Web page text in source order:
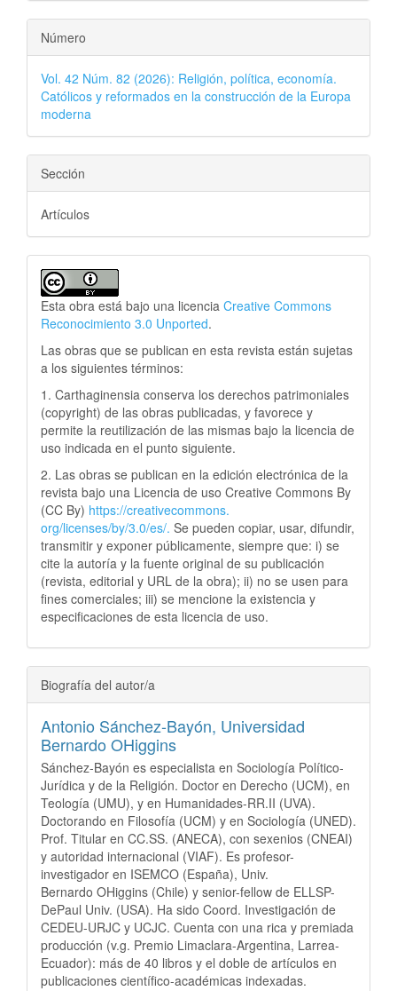
Número
Vol. 42 Núm. 82 (2026): Religión, política, economía.
Católicos y reformados en la construcción de la Europa
moderna
Sección
Artículos
Esta obra está bajo una licencia Creative Commons
Reconocimiento 3.0 Unported.
Las obras que se publican en esta revista están sujetas
a los siguientes términos:
1. Carthaginensia conserva los derechos patrimoniales
(copyright) de las obras publicadas, y favorece y
permite la reutilización de las mismas bajo la licencia de
uso indicada en el punto siguiente.
2. Las obras se publican en la edición electrónica de la
revista bajo una Licencia de uso Creative Commons By
(CC By) https://creativecommons.
org/licenses/by/3.0/es/. Se pueden copiar, usar, difundir,
transmitir y exponer públicamente, siempre que: i) se
cite la autoría y la fuente original de su publicación
(revista, editorial y URL de la obra); ii) no se usen para
fines comerciales; iii) se mencione la existencia y
especificaciones de esta licencia de uso.
Biografía del autor/a
Antonio Sánchez-Bayón, Universidad
Bernardo OHiggins
Sánchez-Bayón es especialista en Sociología Político-
Jurídica y de la Religión. Doctor en Derecho (UCM), en
Teología (UMU), y en Humanidades-RR.II (UVA).
Doctorando en Filosofía (UCM) y en Sociología (UNED).
Prof. Titular en CC.SS. (ANECA), con sexenios (CNEAI)
y autoridad internacional (VIAF). Es profesor-
investigador en ISEMCO (España), Univ.
Bernardo OHiggins (Chile) y senior-fellow de ELLSP-
DePaul Univ. (USA). Ha sido Coord. Investigación de
CEDEU-URJC y UCJC. Cuenta con una rica y premiada
producción (v.g. Premio Limaclara-Argentina, Larrea-
Ecuador): más de 40 libros y el doble de artículos en
publicaciones científico-académicas indexadas.